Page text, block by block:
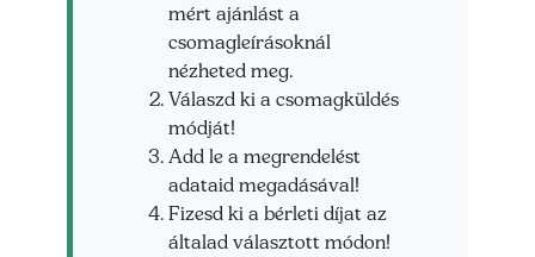
mért ajánlást a
csomagleírásoknál
nézheted meg.
Válaszd ki a csomagküldés
módját!
Add le a megrendelést
adataid megadásával!
Fizesd ki a bérleti díjat az
általad választott módon!